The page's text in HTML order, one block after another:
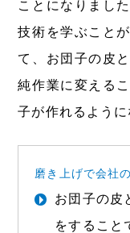
ことになりまし
技術を学ぶこと
て、お団子の皮
純作業に変える
子が作れるように
磨き上げで会社
お団子の皮
をすること